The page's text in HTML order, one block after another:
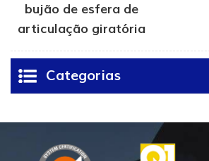
bujão de esfera de
articulação giratória
de alta pressão
Categorias